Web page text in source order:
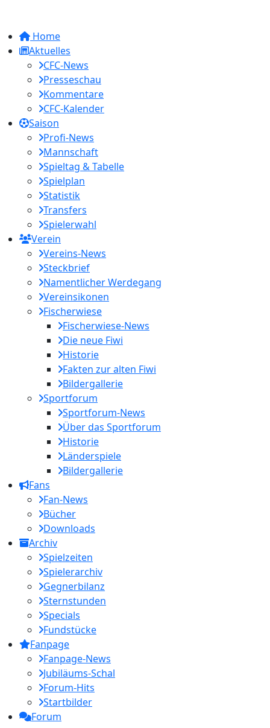
Home
Aktuelles
CFC-News
Presseschau
Kommentare
CFC-Kalender
Saison
Profi-News
Mannschaft
Spieltag & Tabelle
Spielplan
Statistik
Transfers
Spielerwahl
Verein
Vereins-News
Steckbrief
Namentlicher Werdegang
Vereinsikonen
Fischerwiese
Fischerwiese-News
Die neue Fiwi
Historie
Fakten zur alten Fiwi
Bildergallerie
Sportforum
Sportforum-News
Über das Sportforum
Historie
Länderspiele
Bildergallerie
Fans
Fan-News
Bücher
Downloads
Archiv
Spielzeiten
Spielerarchiv
Gegnerbilanz
Sternstunden
Specials
Fundstücke
Fanpage
Fanpage-News
Jubiläums-Schal
Forum-Hits
Startbilder
Forum